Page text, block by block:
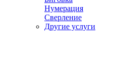
Нумерация
Сверление
Другие услуги